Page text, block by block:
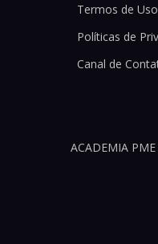
Termos de Uso
Políticas de
Canal de
ACADEMIA